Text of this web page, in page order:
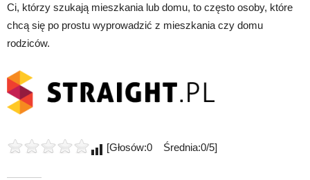
Ci, którzy szukają mieszkania lub domu, to często osoby, które
chcą się po prostu wyprowadzić z mieszkania czy domu
rodziców.
[Głosów:0 Średnia:0/5]